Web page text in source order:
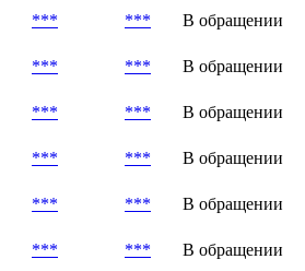
*** ***
В обращении
*** ***
В обращении
*** ***
В обращении
*** ***
В обращении
*** ***
В обращении
*** ***
В обращении